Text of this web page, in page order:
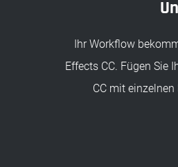
Ihr Workflow
Effects CC. Fügen Sie
CC mit